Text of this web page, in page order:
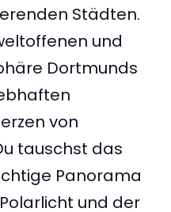
Städten.
und
Dortmunds
von
tauschst das
Panorama
und der